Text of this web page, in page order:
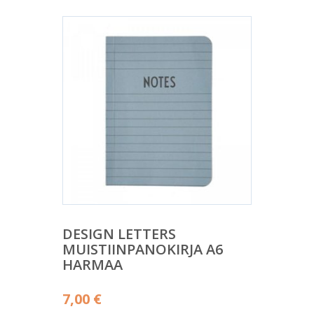
DESIGN LETTERS
MUISTIINPANOKIRJA A6
HARMAA
7,00 €